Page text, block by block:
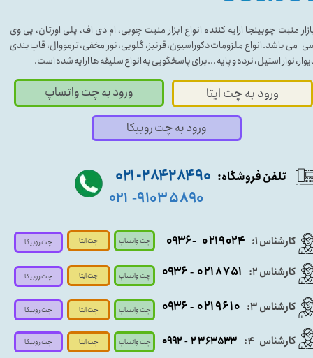
منبت چوبینجا ارایه کننده انواع ابزار منبت چوبی، ام دی اف، پلی اورتان، پی وی
می باشد. انواع ملزومات دکوراسیون، قرنیز، گلویی، نور مخفی، ترمووال، قاب بندی
نوار استیل، نرده و پایه ...برای پاسخگویی به انواع سلیقه ها ارایه شده است.
کارشناس ۱: ۰۲۱۹۰۲۴ - ۰۹۳۶
ورود به چت ایتا ورود به چت واتساپ
تلفن فروشگاه: ۹۰ ۲۸۴ ۲۸۴- ۰۲۱
۵۸۹۰ ۹۱۰۳ -۰۲۱
کارشناس ۳: ۰۲۱۹۶۱۰ -۰۹۳۶
کارشناس ۲: ۰۲۱۸۷۵۱ - ۰۹۳۶
ورود به چت روبیکا
کارشناس 4
: ۲۳۶۳۵۳۳ - ۰۹۹۲
چت واتساپ
چت واتساپ
چت واتساپ
چت واتساپ
چت ایتا
چت ایتا
چت ایتا
چت ایتا
چت روبیکا
چت روبیکا
چت روبیکا
چت روبیکا